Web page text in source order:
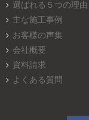
選ばれる５つの理由
主な施工事例
お客様の声集
会社概要
資料請求
よくある質問